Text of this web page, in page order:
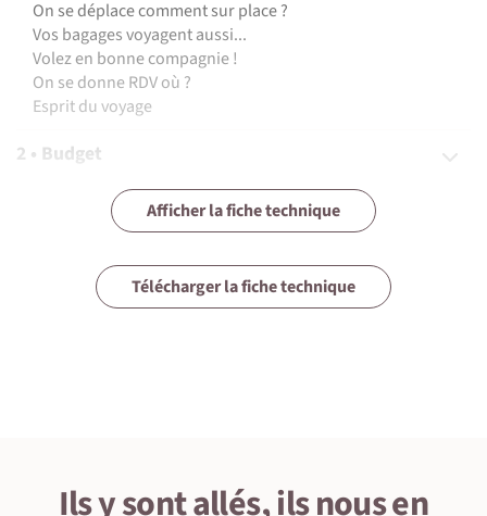
On se déplace comment sur place ?
Vos bagages voyagent aussi...
Volez en bonne compagnie !
On se donne RDV où ?
Esprit du voyage
2 • Budget
3 • Assurances
5 • Formalités et santé
Afficher la fiche technique
Télécharger la fiche technique
Ils y sont allés, ils nous en